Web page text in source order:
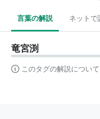
言葉の解説 ネットで
竜宮渕
このタグの解説について